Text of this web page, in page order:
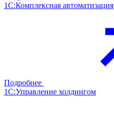
1С:Комплексная автоматизация
Подробнее
1С:Управление холдингом